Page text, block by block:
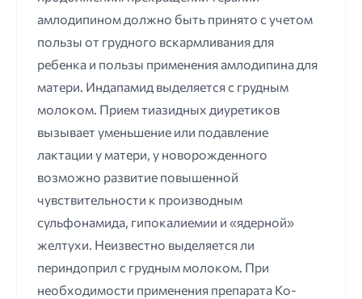
амлодипином должно быть принято с учетом
пользы от грудного вскармливания для
ребенка и пользы применения амлодипина для
матери. Индапамид выделяется с грудным
молоком. Прием тиазидных диуретиков
вызывает уменьшение или подавление
лактации у матери, у новорожденного
возможно развитие повышенной
чувствительности к производным
сульфонамида, гипокалиемии и «ядерной»
желтухи. Неизвестно выделяется ли
периндоприл с грудным молоком. При
необходимости применения препарата Ко-